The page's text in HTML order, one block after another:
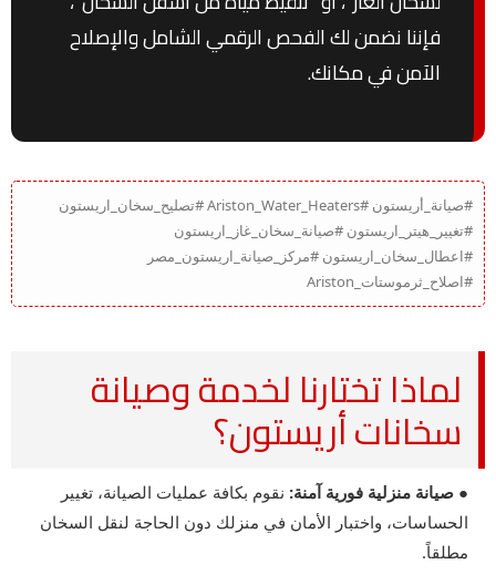
فإننا نضمن لك الفحص الرقمي الشامل والإصلاح
الآمن في مكانك.
#صيانة_أريستون #Ariston_Water_Heaters #تصليح_سخان_اريستون
#تغيير_هيتر_اريستون #صيانة_سخان_غاز_اريستون
#اعطال_سخان_اريستون #مركز_صيانة_اريستون_مصر
#اصلاح_ثرموستات_Ariston
لماذا تختارنا لخدمة وصيانة
سخانات أريستون؟
● صيانة منزلية فورية آمنة: نقوم بكافة عمليات الصيانة، تغيير
الحساسات، واختبار الأمان في منزلك دون الحاجة لنقل السخان
مطلقاً.